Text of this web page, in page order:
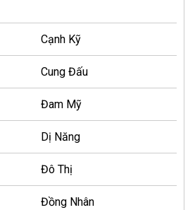
Cạnh Kỹ
Cung Đấu
Đam Mỹ
Dị Năng
Đô Thị
Đồng Nhân